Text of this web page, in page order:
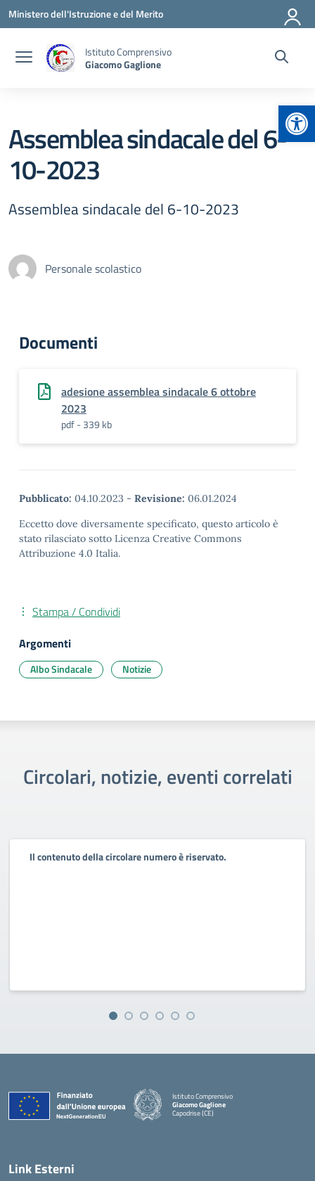
Vai ai contenuti
Vai al menu di navigazione
Vai al footer
Ministero dell'Istruzione e del Merito
Istituto Comprensivo
Giacomo Gaglione
Assemblea sindacale del 6-
10-2023
Assemblea sindacale del 6-10-2023
Personale scolastico
Documenti
adesione assemblea sindacale 6 ottobre
2023
pdf - 339 kb
Pubblicato: 04.10.2023 - Revisione: 06.01.2024
Eccetto dove diversamente specificato, questo articolo è
stato rilasciato sotto Licenza Creative Commons
Attribuzione 4.0 Italia.
Stampa / Condividi
Argomenti
Albo Sindacale Notizie
Circolari, notizie, eventi correlati
Il contenuto della circolare numero è riservato.
Istituto Comprensivo
Giacomo Gaglione
Capodrise (CE)
— Visita la pagina iniziale della scuola
Link Esterni